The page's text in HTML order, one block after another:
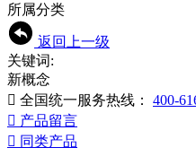
所属分类
返回上一级
关键词:
新概念
 全国统一服务热线： 400-
 产品留言
 同类产品